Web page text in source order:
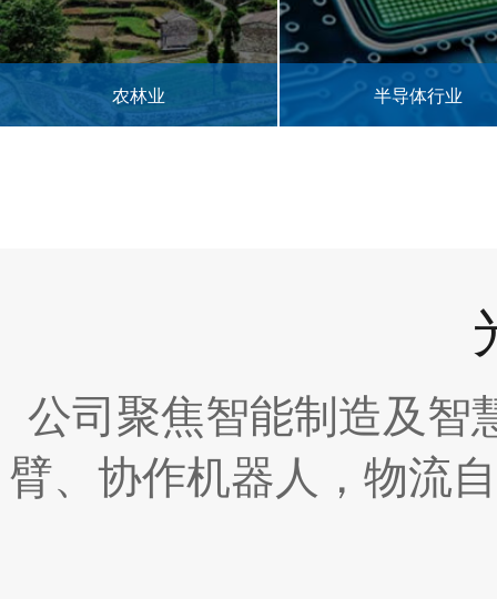
农林业 半导体行业
公司聚焦智能制造及智
臂、协作机器人，物流